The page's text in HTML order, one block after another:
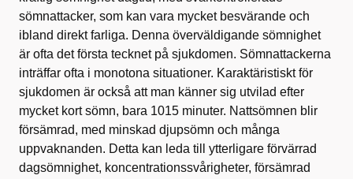
sömnattacker, som kan vara mycket besvärande och
ibland direkt farliga. Denna överväldigande sömnighet
är ofta det första tecknet på sjukdomen. Sömnattackerna
inträffar ofta i monotona situationer. Karaktäristiskt för
sjukdomen är också att man känner sig utvilad efter
mycket kort sömn, bara 1015 minuter. Nattsömnen blir
försämrad, med minskad djupsömn och många
uppvaknanden. Detta kan leda till ytterligare förvärrad
dagsömnighet, koncentrationssvårigheter, försämrad